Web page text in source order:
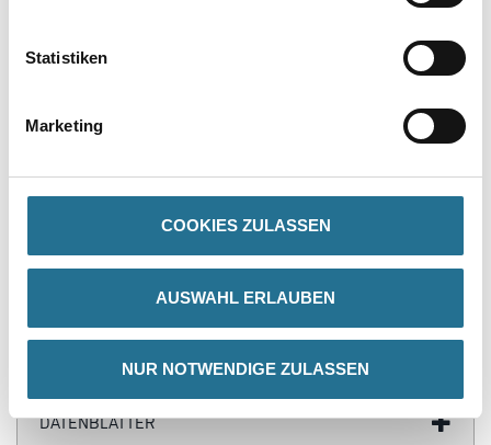
Statistiken
Marketing
COOKIES ZULASSEN
AUSWAHL ERLAUBEN
NUR NOTWENDIGE ZULASSEN
PRODUKTEIGENSCHAFTEN
GEFAHRENHINWEISE
DATENBLÄTTER